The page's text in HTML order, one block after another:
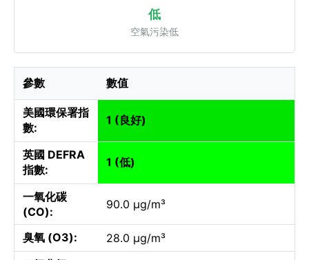
低
空氣污染低
參數 數值
美國環保署指
數:
1 (良好)
英國 DEFRA
指數:
1 (低)
一氧化碳
(CO):
90.0 µg/m³
臭氧 (O3):
28.0 µg/m³